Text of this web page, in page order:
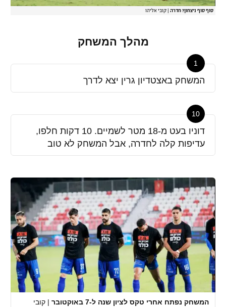
סוף סוף ניצחון? חדרה קובי אליהו
מהלך המשחק
1
המשחק באצטדיון גרין יצא לדרך
10
דוניו בעט מ-18 מטר לשמיים. 10 דקות חלפו,
עדיפות קלה לחדרה, אבל המשחק לא טוב
המשחק נפתח אחרי טקס לציון שנה ל-7 באוקטובר | קובי